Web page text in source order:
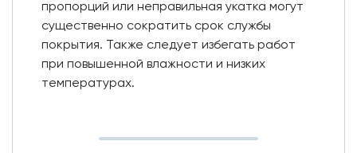
пропорций или неправильная укатка могут
существенно сократить срок службы
покрытия. Также следует избегать работ
при повышенной влажности и низких
температурах.